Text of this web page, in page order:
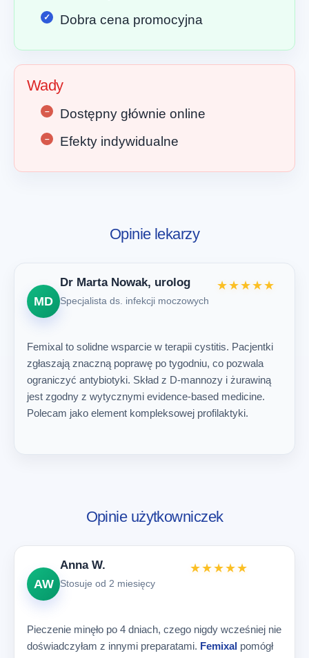
Dobra cena promocyjna
Wady
Dostępny głównie online
Efekty indywidualne
Opinie lekarzy
MD
Dr Marta Nowak, urolog
Specjalista ds. infekcji moczowych
★★★★★
Femixal to solidne wsparcie w terapii cystitis. Pacjentki
zgłaszają znaczną poprawę po tygodniu, co pozwala
ograniczyć antybiotyki. Skład z D-mannozy i żurawiną
jest zgodny z wytycznymi evidence-based medicine.
Polecam jako element kompleksowej profilaktyki.
Opinie użytkowniczek
AW
Anna W.
Stosuje od 2 miesięcy
★★★★★
Pieczenie minęło po 4 dniach, czego nigdy wcześniej nie
doświadczyłam z innymi preparatami. Femixal pomógł